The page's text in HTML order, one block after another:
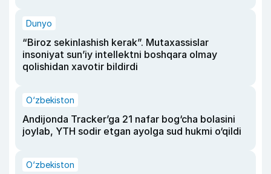
Dunyo
“Biroz sekinlashish kerak”. Mutaxassislar
insoniyat sun’iy intellektni boshqara olmay
qolishidan xavotir bildirdi
O‘zbekiston
Andijonda Tracker’ga 21 nafar bog‘cha bolasini
joylab, YTH sodir etgan ayolga sud hukmi o‘qildi
O‘zbekiston